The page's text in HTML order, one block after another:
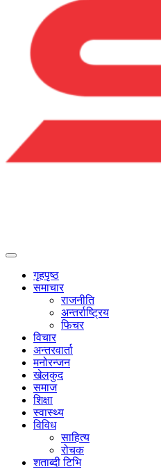
गृहपृष्ठ
समाचार
राजनीति
अन्तर्राष्ट्रिय
फिचर
विचार
अन्तरवार्ता
मनोरन्जन
खेलकुद
समाज
शिक्षा
स्वास्थ्य
विविध
साहित्य
रोचक
शताब्दी टिभि